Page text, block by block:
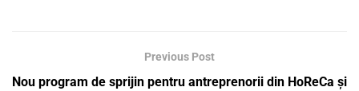
Previous Post
Nou program de sprijin pentru antreprenorii din HoReCa și